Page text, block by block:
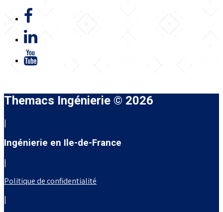
Themacs Ingénierie © 2026
|
Ingénierie en Ile-de-France
|
Politique de confidentialité
|